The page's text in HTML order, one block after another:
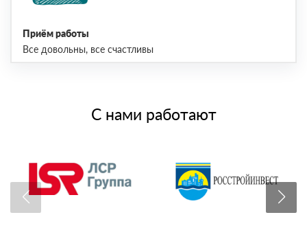
Приём работы
Все довольны, все счастливы
С нами работают